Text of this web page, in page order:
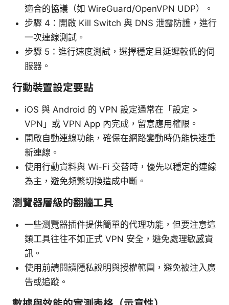
適合的協議（如 WireGuard/OpenVPN UDP）。
步驟 4：開啟 Kill Switch 與 DNS 泄露防護，進行
一次連線測試。
步驟 5：進行速度測試，選擇穩定且延遲較低的伺
服器。
行動裝置設定要點
iOS 與 Android 的 VPN 設定通常在「設定 >
VPN」或 VPN App 內完成，留意應用權限。
開啟自動連線功能，確保在網路變動時仍能快速重
新連線。
使用行動資料與 Wi-Fi 交替時，優先以穩定的連線
為主，避免頻繁切換造成中斷。
瀏覽器層級的翻牆工具
一些瀏覽器插件提供簡單的代理功能，但要注意這
類工具往往不如正式 VPN 安全，避免處理敏感資
訊。
使用前請閱讀隱私說明與授權範圍，避免被注入廣
告或追蹤。